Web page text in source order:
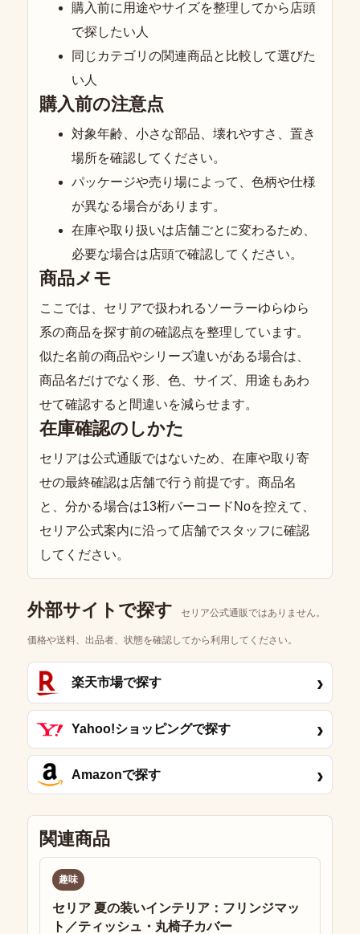
購入前に用途やサイズを整理してから店頭
で探したい人
同じカテゴリの関連商品と比較して選びた
い人
購入前の注意点
対象年齢、小さな部品、壊れやすさ、置き
場所を確認してください。
パッケージや売り場によって、色柄や仕様
が異なる場合があります。
在庫や取り扱いは店舗ごとに変わるため、
必要な場合は店頭で確認してください。
商品メモ
ここでは、セリアで扱われるソーラーゆらゆら
系の商品を探す前の確認点を整理しています。
似た名前の商品やシリーズ違いがある場合は、
商品名だけでなく形、色、サイズ、用途もあわ
せて確認すると間違いを減らせます。
在庫確認のしかた
セリアは公式通販ではないため、在庫や取り寄
せの最終確認は店舗で行う前提です。商品名
と、分かる場合は13桁バーコードNoを控えて、
セリア公式案内に沿って店舗でスタッフに確認
してください。
外部サイトで探す セリア公式通販ではありません。
価格や送料、出品者、状態を確認してから利用してください。
楽天市場で探す ›
Yahoo!ショッピングで探す ›
Amazonで探す ›
関連商品
趣味
セリア 夏の装いインテリア：フリンジマッ
ト／ティッシュ・丸椅子カバー